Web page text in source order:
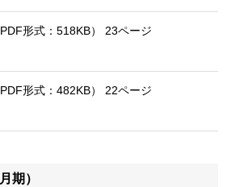
PDF形式：518KB） 23ページ
PDF形式：482KB） 22ページ
期）